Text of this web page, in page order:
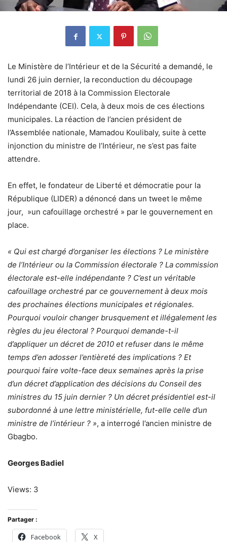
Le Ministère de l’Intérieur et de la Sécurité a demandé, le
lundi 26 juin dernier, la reconduction du découpage
territorial de 2018 à la Commission Electorale
Indépendante (CEI). Cela, à deux mois de ces élections
municipales. La réaction de l’ancien président de
l’Assemblée nationale, Mamadou Koulibaly, suite à cette
injonction du ministre de l’Intérieur, ne s’est pas faite
attendre.
En effet, le fondateur de Liberté et démocratie pour la
République (LIDER) a dénoncé dans un tweet le même
jour, »un cafouillage orchestré » par le gouvernement en
place.
« Qui est chargé d’organiser les élections ? Le ministère
de l’Intérieur ou la Commission électorale ? La commission
électorale est-elle indépendante ? C’est un véritable
cafouillage orchestré par ce gouvernement à deux mois
des prochaines élections municipales et régionales.
Pourquoi vouloir changer brusquement et illégalement les
règles du jeu électoral ? Pourquoi demande-t-il
d’appliquer un décret de 2010 et refuser dans le même
temps d’en adosser l’entièreté des implications ? Et
pourquoi faire volte-face deux semaines après la prise
d’un décret d’application des décisions du Conseil des
ministres du 15 juin dernier ? Un décret présidentiel est-il
subordonné à une lettre ministérielle, fut-elle celle d’un
ministre de l’intérieur ? », a interrogé l’ancien ministre de
Gbagbo.
Georges Badiel
Views: 3
Partager :
Facebook X